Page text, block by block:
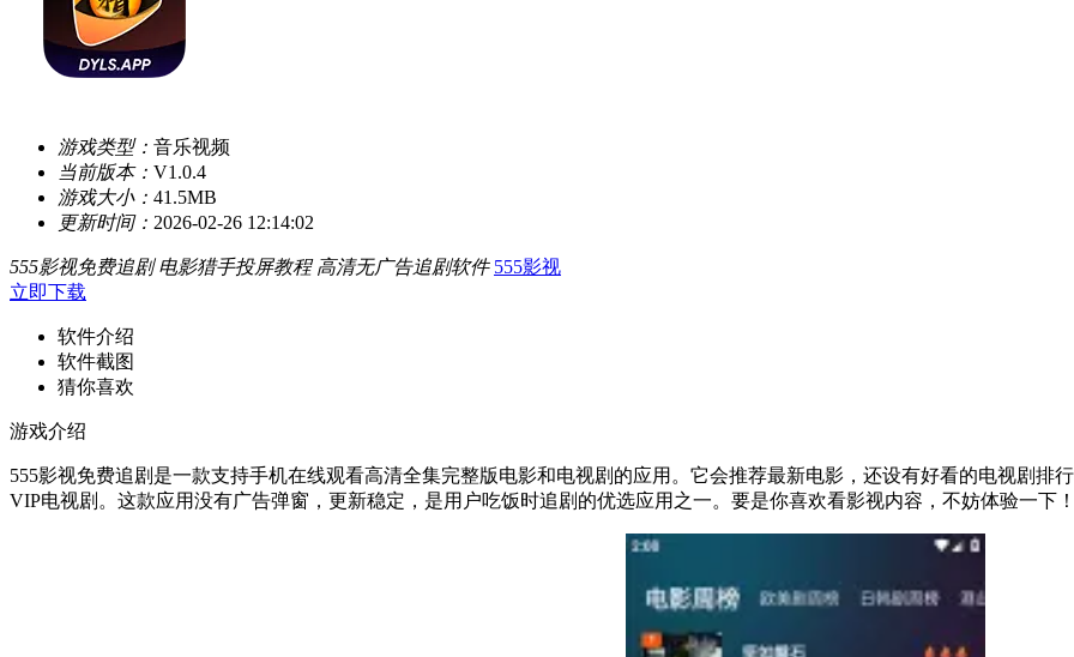
游戏类型： 音乐视频
当前版本： V1.0.4
游戏大小： 41.5MB
更新时间： 2026-02-26 12:14:02
555影视免费追剧 电影猎手投屏教程 高清无广告追剧软件 555影视
立即下载
软件介绍
软件截图
猜你喜欢
游戏介绍
555影视免费追剧是一款支持手机在线观看高清全集完整版电影和电视剧的应用。它会推荐最新电影，还设有好看的电视剧排
VIP电视剧。这款应用没有广告弹窗，更新稳定，是用户吃饭时追剧的优选应用之一。要是你喜欢看影视内容，不妨体验一下